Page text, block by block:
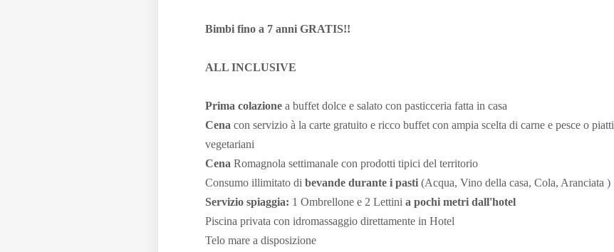
Bimbi fino a 7 anni GRATIS!!
ALL INCLUSIVE
Prima colazionea buffet dolce e salato con pasticceria fatta in casa
Cena con servizio à la carte gratuito e ricco buffet con ampia scelta di carne e pesce o piatti
vegetariani
Cena Romagnola settimanale con prodotti tipici del territorio
Consumo illimitato di bevande durante i pasti (Acqua, Vino della casa, Cola, Aranciata )
Servizio spiaggia: 1 Ombrellone e 2 Lettini a pochi metri dall'hotel
Piscina privata con idromassaggio direttamente in Hotel
Telo mare a disposizione